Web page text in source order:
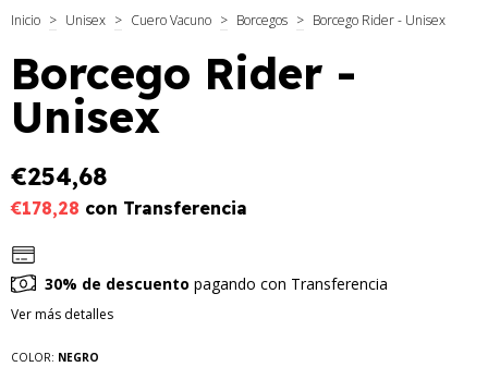
Inicio > Unisex > Cuero Vacuno > Borcegos > Borcego Rider - Unisex
Borcego Rider -
Unisex
€254,68
€178,28 con Transferencia
30% de descuento pagando con Transferencia
Ver más detalles
COLOR: NEGRO